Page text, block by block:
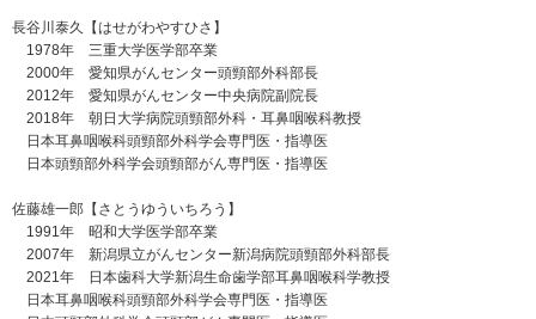
長谷川泰久【はせがわやすひさ】
1978年 三重大学医学部卒業
2000年 愛知県がんセンター頭頸部外科部長
2012年 愛知県がんセンター中央病院副院長
2018年 朝日大学病院頭頸部外科・耳鼻咽喉科教授
日本耳鼻咽喉科頭頸部外科学会専門医・指導医
日本頭頸部外科学会頭頸部がん専門医・指導医
佐藤雄一郎【さとうゆういちろう】
1991年 昭和大学医学部卒業
2007年 新潟県立がんセンター新潟病院頭頸部外科部長
2021年 日本歯科大学新潟生命歯学部耳鼻咽喉科学教授
日本耳鼻咽喉科頭頸部外科学会専門医・指導医